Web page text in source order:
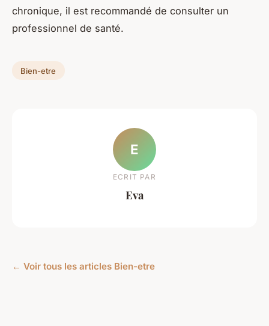
chronique, il est recommandé de consulter un
professionnel de santé.
Bien-etre
E
ECRIT PAR
Eva
← Voir tous les articles Bien-etre